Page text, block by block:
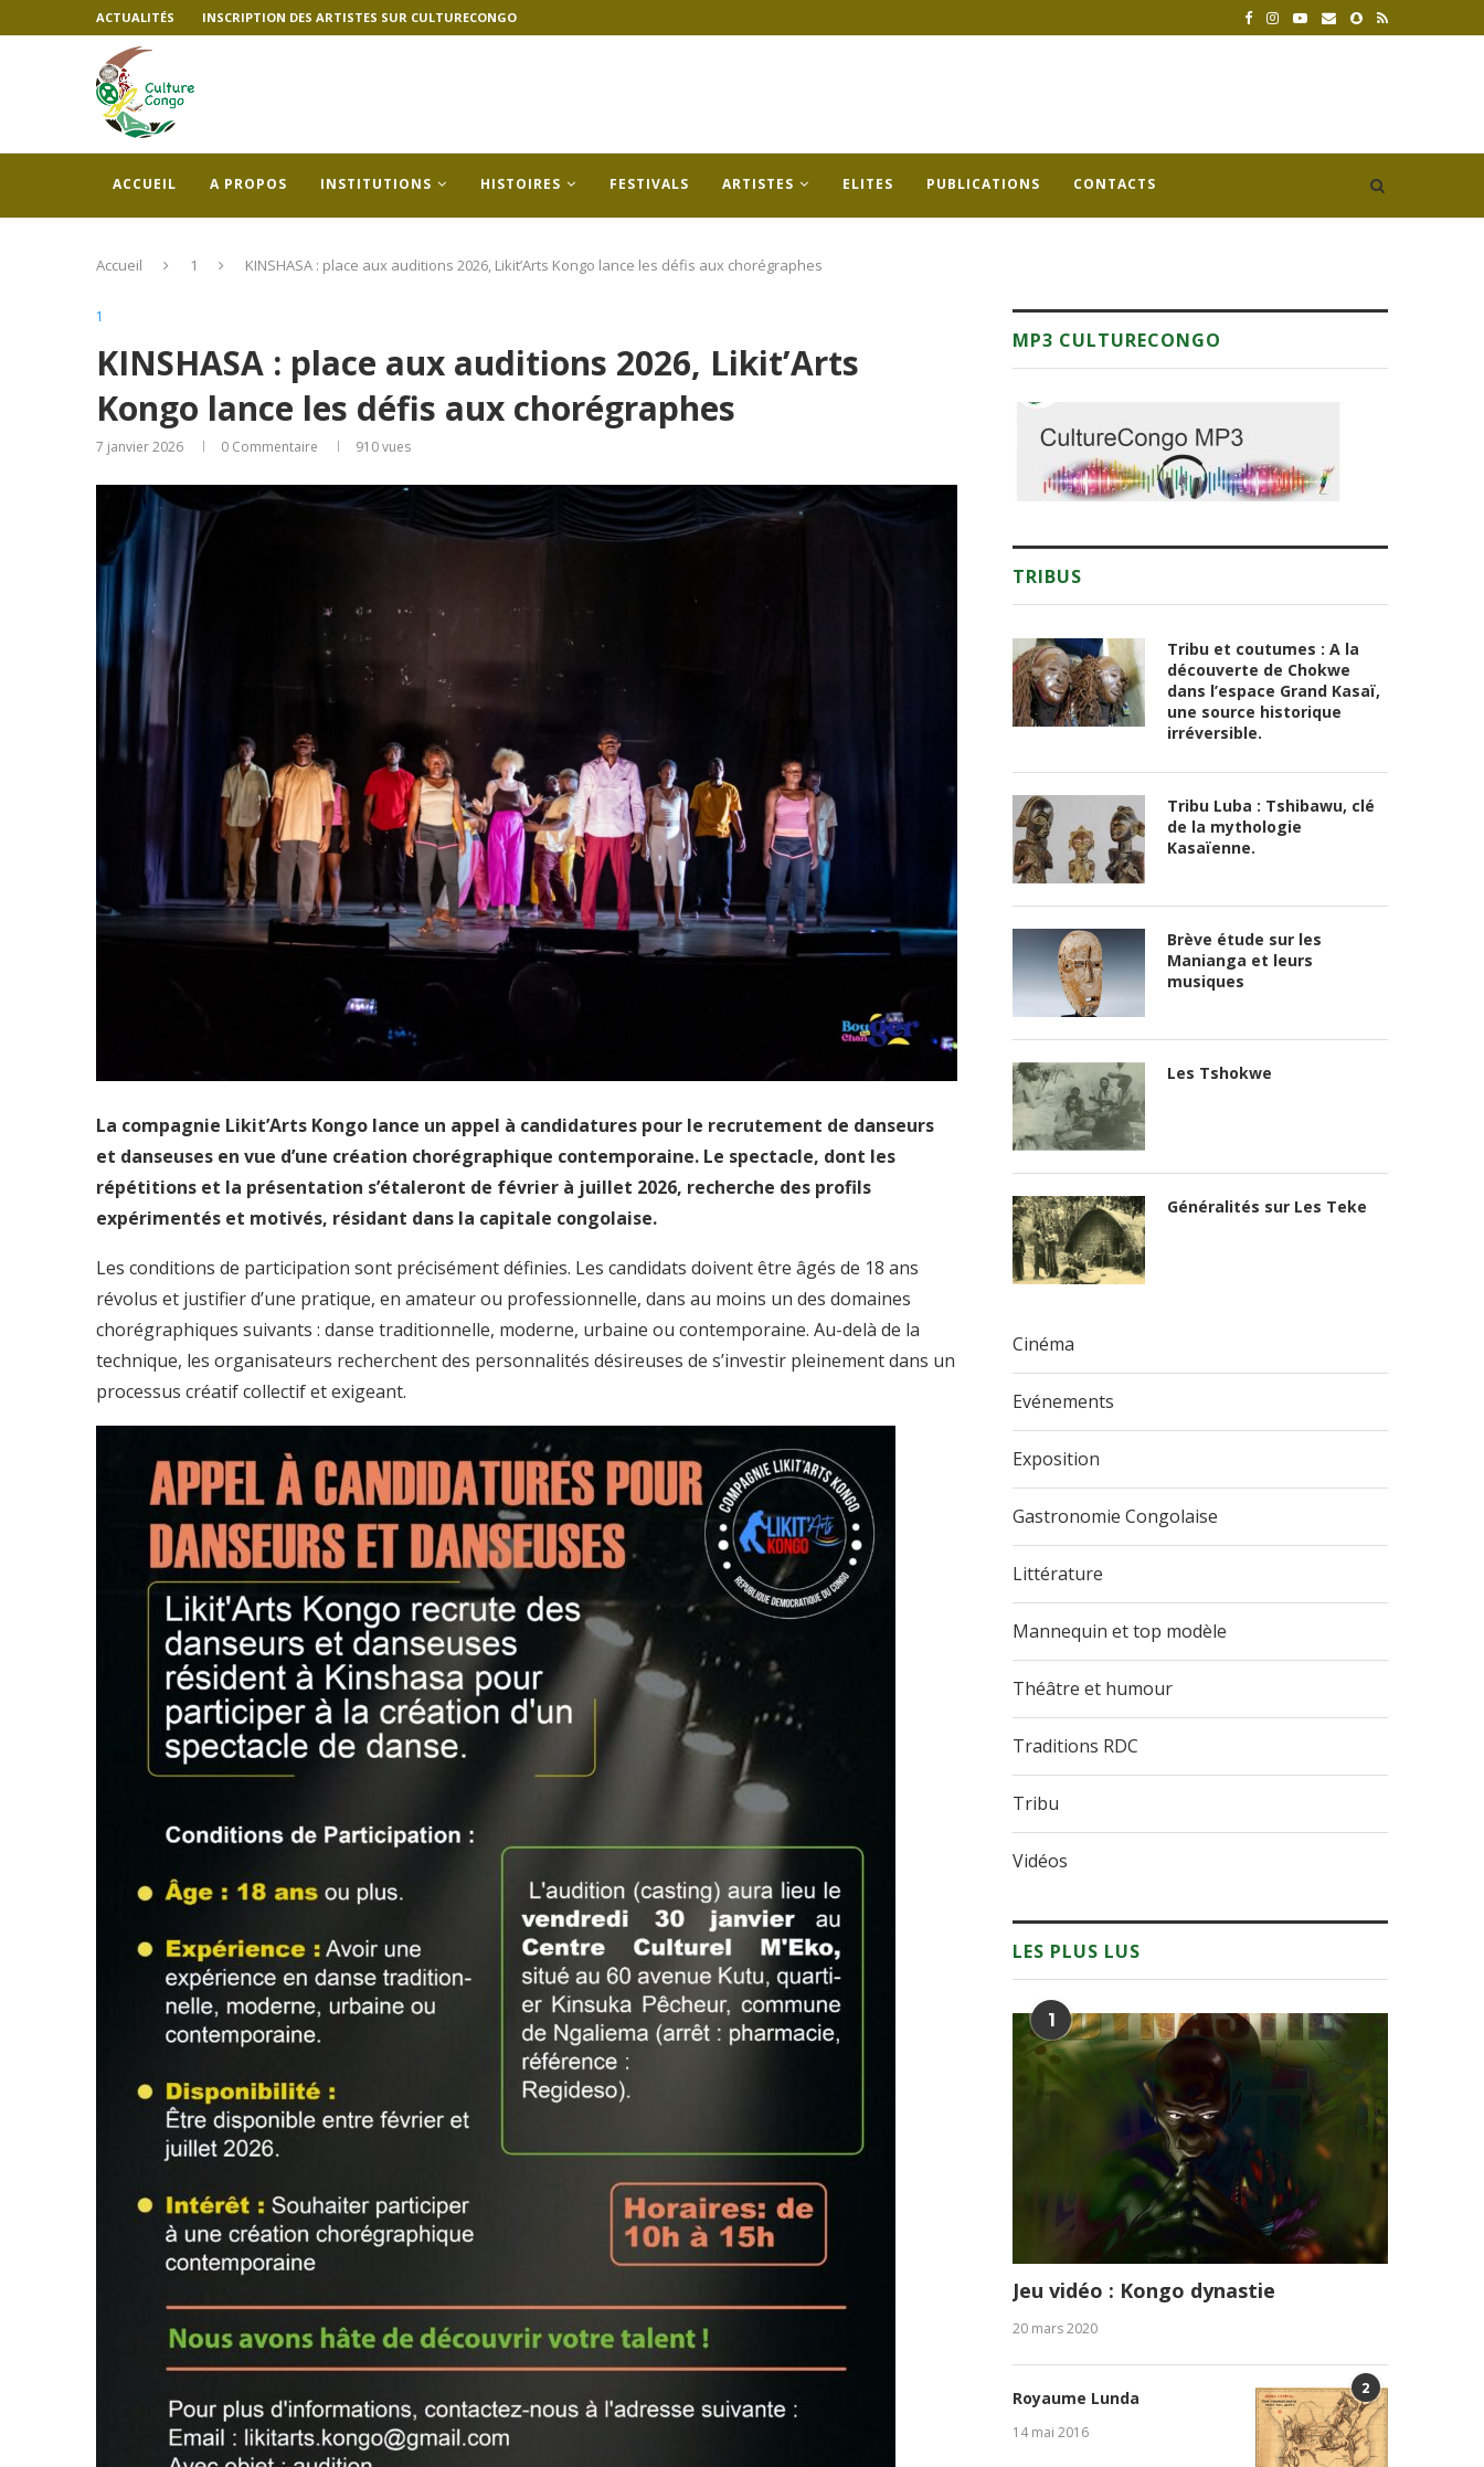
ACTUALITÉS INSCRIPTION DES ARTISTES SUR CULTURECONGO
ACCUEIL A PROPOS INSTITUTIONS HISTOIRES FESTIVALS ARTISTES ELITES PUBLICATIONS CONTACTS
Accueil 1 KINSHASA : place aux auditions 2026, Likit’Arts Kongo lance les défis aux chorégraphes
1
KINSHASA : place aux auditions 2026, Likit’Arts
Kongo lance les défis aux chorégraphes
7 janvier 2026 0 Commentaire 910vues
La compagnie Likit’Arts Kongo lance un appel à candidatures pour le recrutement de danseurs
et danseuses en vue d’une création chorégraphique contemporaine. Le spectacle, dont les
répétitions et la présentation s’étaleront de février à juillet 2026, recherche des profils
expérimentés et motivés, résidant dans la capitale congolaise.
Les conditions de participation sont précisément définies. Les candidats doivent être âgés de 18 ans
révolus et justifier d’une pratique, en amateur ou professionnelle, dans au moins un des domaines
chorégraphiques suivants : danse traditionnelle, moderne, urbaine ou contemporaine. Au-delà de la
technique, les organisateurs recherchent des personnalités désireuses de s’investir pleinement dans un
processus créatif collectif et exigeant.
MP3 CULTURECONGO
TRIBUS
Tribu et coutumes : A la
découverte de Chokwe
dans l’espace Grand Kasaï,
une source historique
irréversible.
Tribu Luba : Tshibawu, clé
de la mythologie
Kasaïenne.
Brève étude sur les
Manianga et leurs
musiques
Les Tshokwe
Généralités sur Les Teke
Cinéma
Evénements
Exposition
Gastronomie Congolaise
Littérature
Mannequin et top modèle
Théâtre et humour
Traditions RDC
Tribu
Vidéos
LES PLUS LUS
1
Jeu vidéo : Kongo dynastie
20 mars 2020
2
Royaume Lunda
14 mai 2016